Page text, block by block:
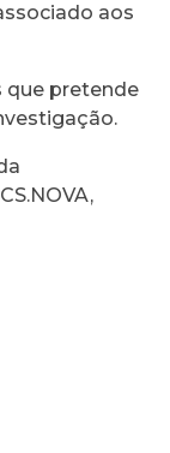
aos
que pretende